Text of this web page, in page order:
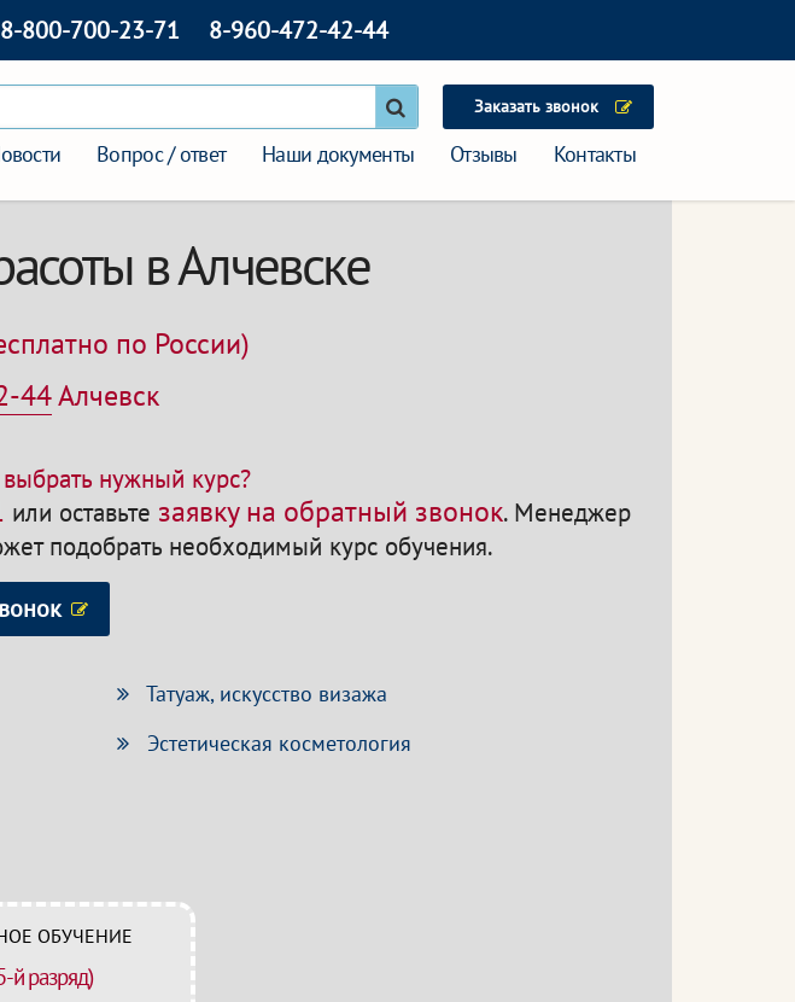
8-800-700-23-71 8-960-472-42-44
Заказать звонок
Вопрос / ответ Наши документы Отзывы Контакты
в Алчевске
по России)
44Алчевск
нужный курс?
или оставьте заявку на обратный звонок.Менеджер
подобрать необходимый курс обучения.
Татуаж, искусство визажа
Эстетическая косметология
ОБУЧЕНИЕ
й разряд)